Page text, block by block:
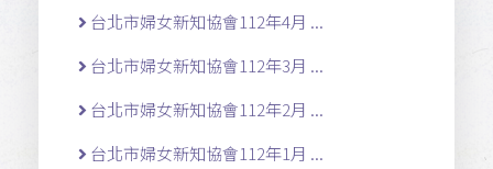
台北市婦女新知協會112年4月 ...
台北市婦女新知協會112年3月 ...
台北市婦女新知協會112年2月 ...
台北市婦女新知協會112年1月 ...